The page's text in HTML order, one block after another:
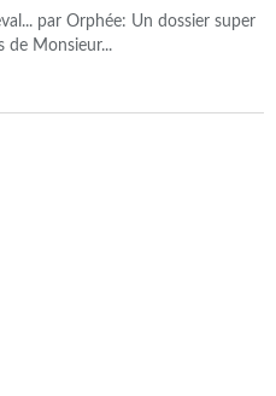
par Orphée: Un dossier super
de Monsieur...